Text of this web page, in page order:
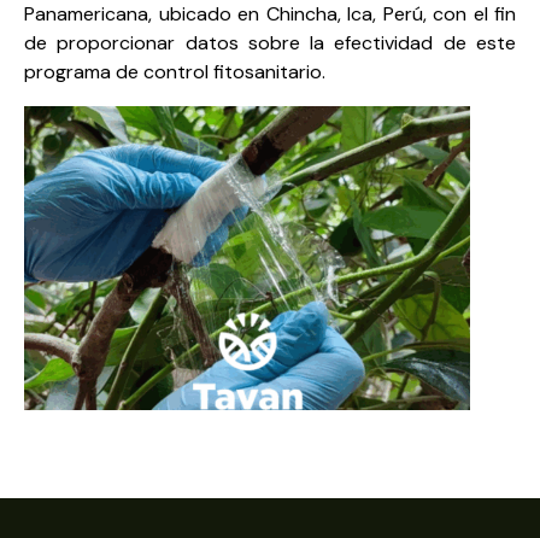
Panamericana, ubicado en Chincha, Ica, Perú, con el fin
de proporcionar datos sobre la efectividad de este
programa de control fitosanitario.